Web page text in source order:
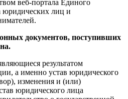
веб-портала Единого
юридических лиц и
документов, поступивших
результатом
а именно устав юридического
изменения и (или)
юридического лица